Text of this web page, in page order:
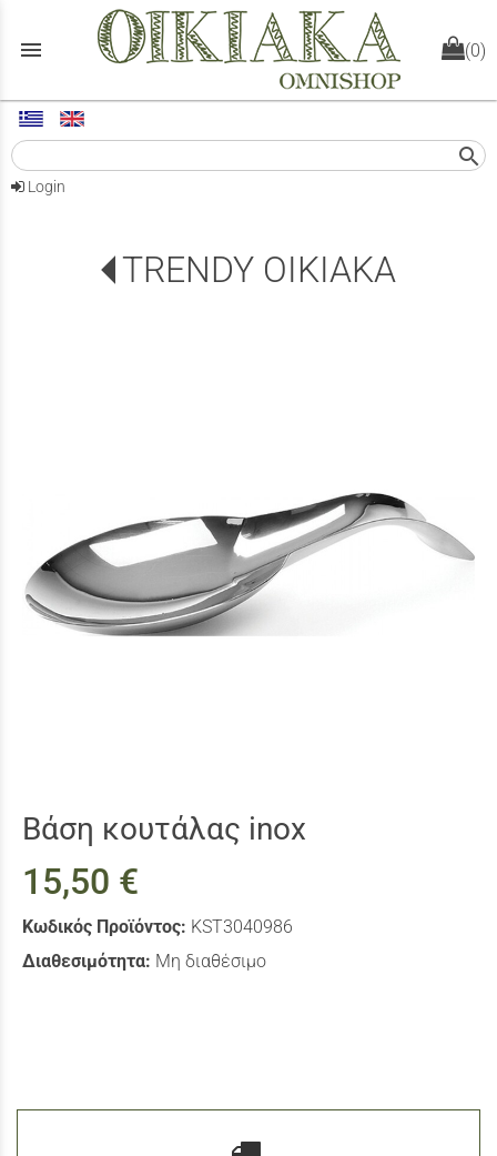
menu (0)
search
Login
TRENDY ΟΙΚΙΑΚΑ
Βάση κουτάλας inox
15,50 €
Κωδικός Προϊόντος: KST3040986
Διαθεσιμότητα: Μη διαθέσιμο